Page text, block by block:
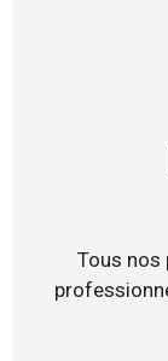
Tous nos